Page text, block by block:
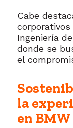
Cabe
Ingeniería
donde se
el
la
en BMW